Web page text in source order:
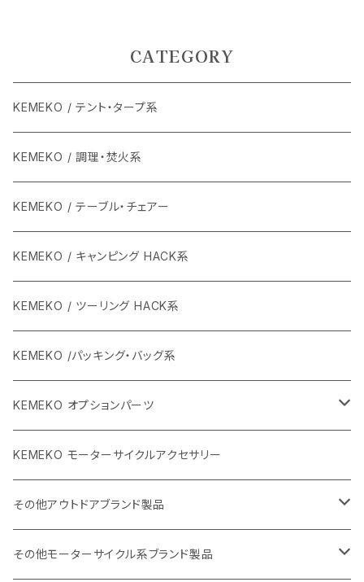
CATEGORY
KEMEKO / テント・タープ系
KEMEKO / 調理・焚火系
KEMEKO / テーブル・チェアー
KEMEKO / キャンピング HACK系
KEMEKO / ツーリング HACK系
KEMEKO /パッキング・バッグ系
KEMEKO オプションパーツ
BBQグリル ひらっち
防水充電ケーブルシステム
カーボンポール
KEMEKO モーターサイクルアクセサリー
その他アウトドアブランド製品
ストリームトレイル製品
その他モーターサイクル系ブランド製品